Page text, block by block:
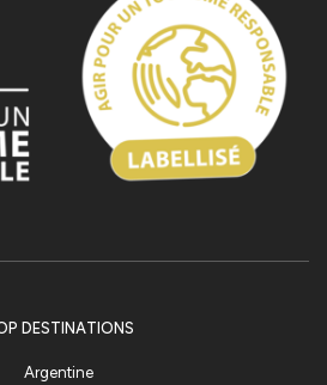
DESTINATIONS
Argentine